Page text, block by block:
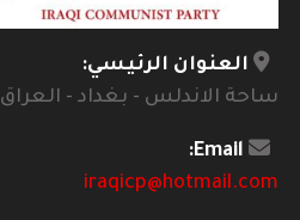
العنوان الرئيسي:
ساحة الاندلس - بغداد - العراق
Email:
iraqicp@hotmail.com